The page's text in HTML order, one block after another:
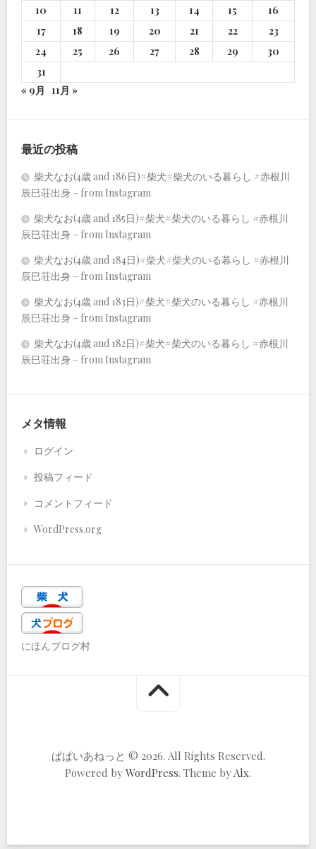
10
11 12 13 14 15
16
17
18 19 20 21 22
23
24
25 26 27 28 29
30
31
« 9月 11月 »
最近の投稿
柴犬なお(4歳 and 186日)#柴犬#柴犬のいる暮らし #赤根川
辰巳荘出身 – from Instagram
柴犬なお(4歳 and 185日)#柴犬#柴犬のいる暮らし #赤根川
辰巳荘出身 – from Instagram
柴犬なお(4歳 and 184日)#柴犬#柴犬のいる暮らし #赤根川
辰巳荘出身 – from Instagram
柴犬なお(4歳 and 183日)#柴犬#柴犬のいる暮らし #赤根川
辰巳荘出身 – from Instagram
柴犬なお(4歳 and 182日)#柴犬#柴犬のいる暮らし #赤根川
辰巳荘出身 – from Instagram
メタ情報
ログイン
投稿フィード
コメントフィード
WordPress.org
にほんブログ村
ぱぱいあねっと © 2026. All Rights Reserved.
Powered by WordPress. Theme byAlx.